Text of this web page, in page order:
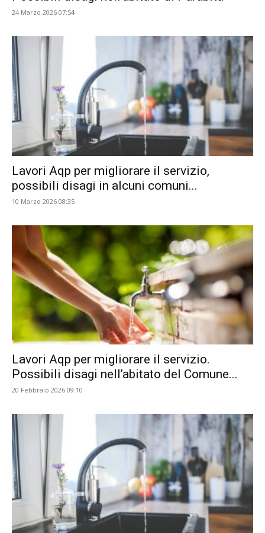
24 Marzo 2026 07:54
Lavori Aqp per migliorare il servizio,
possibili disagi in alcuni comuni...
10 Marzo 2026 08:35
Lavori Aqp per migliorare il servizio.
Possibili disagi nell’abitato del Comune...
20 Febbraio 2026 09:10